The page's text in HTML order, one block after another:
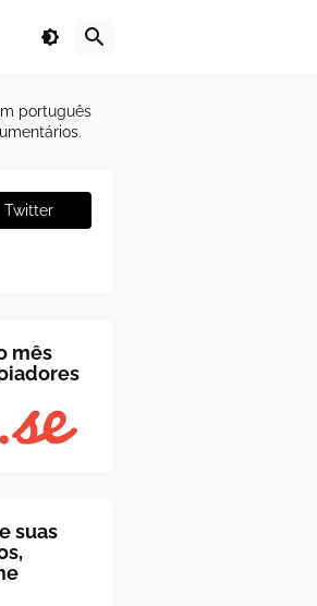
português
Twitter
mês
suas